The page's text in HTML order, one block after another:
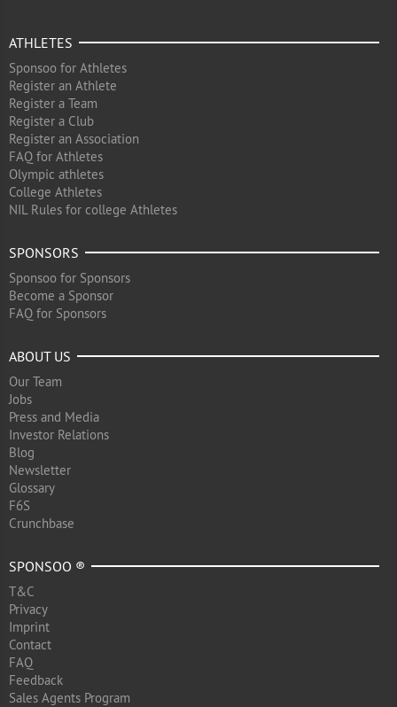
ATHLETES
Sponsoo for Athletes
Register an Athlete
Register a Team
Register a Club
Register an Association
FAQ for Athletes
Olympic athletes
College Athletes
NIL Rules for college Athletes
SPONSORS
Sponsoo for Sponsors
Become a Sponsor
FAQ for Sponsors
ABOUT US
Our Team
Jobs
Press and Media
Investor Relations
Blog
Newsletter
Glossary
F6S
Crunchbase
SPONSOO ®
T&C
Privacy
Imprint
Contact
FAQ
Feedback
Sales Agents Program